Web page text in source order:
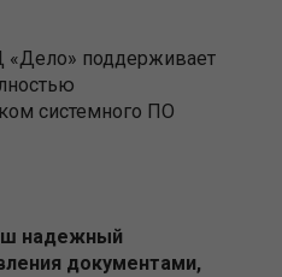
«Дело» поддерживает
системного ПО
надежный
документами,